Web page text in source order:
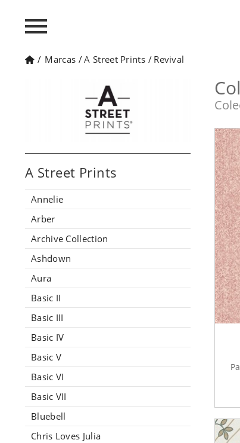
/ Marcas /A Street Prints / Revival
A Street Prints
Annelie
Arber
Archive Collection
Ashdown
Aura
Basic II
Basic III
Basic IV
Basic V
Basic VI
Basic VII
Bluebell
Chris Loves Julia